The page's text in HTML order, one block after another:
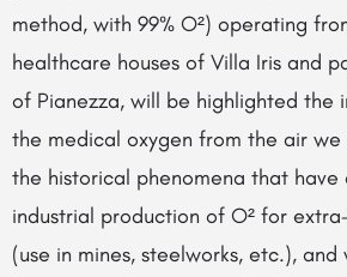
method, with 99% O²) operating
healthcare houses of Villa Iris and
of Pianezza, will be highlighted the
the medical oxygen from the air
the historical phenomena that have
industrial production of O² for
(use in mines, steelworks, etc.),